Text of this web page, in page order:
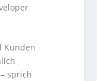
Kunden
sprich